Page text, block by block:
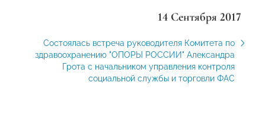
14 Сентября 2017
Состоялась встреча руководителя Комитета по
здравоохранению "ОПОРЫ РОССИИ" Александра
Грота с начальником управления контроля
социальной службы и торговли ФАС